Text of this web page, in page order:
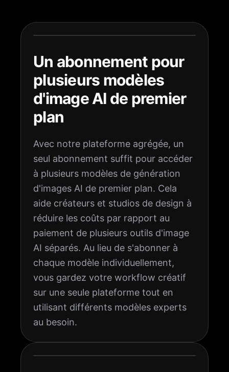
Un abonnement pour
plusieurs modèles
d'image AI de premier
plan
Avec notre plateforme agrégée, un
seul abonnement suffit pour accéder
à plusieurs modèles de génération
d'images AI de premier plan. Cela
aide créateurs et studios de design à
réduire les coûts par rapport au
paiement de plusieurs outils d'image
AI séparés. Au lieu de s'abonner à
chaque modèle individuellement,
vous gardez votre workflow créatif
sur une seule plateforme tout en
utilisant différents modèles experts
au besoin.